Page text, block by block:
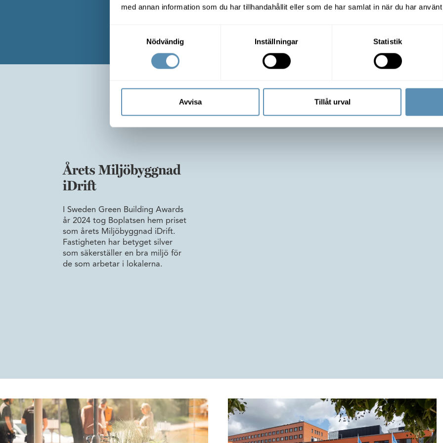
med annan information som du har tillhandahållit eller som de har samlat in när du har
Nödvändig
Inställningar Statistik
Avvisa Tillåt urval
mycket kontor för pengarna. Lokalerna styrs upp efter ditt företags
Årets Miljöbyggnad
iDrift
I Sweden Green Building Awards
år 2024 tog Boplatsen hem priset
som årets Miljöbyggnad iDrift.
Fastigheten har betyget silver
som säkerställer en bra miljö för
de som arbetar i lokalerna.